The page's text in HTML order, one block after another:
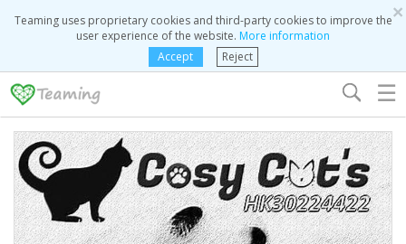
×
Teaming uses proprietary cookies and third-party cookies to improve the
user experience of the website. More information
Accept
Reject
☰